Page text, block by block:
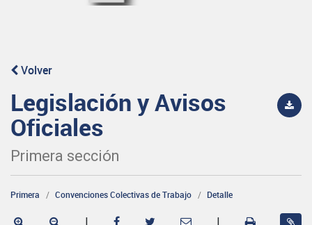
Volver
Legislación y Avisos
Oficiales
Primera sección
Primera Convenciones Colectivas de Trabajo Detalle
| |